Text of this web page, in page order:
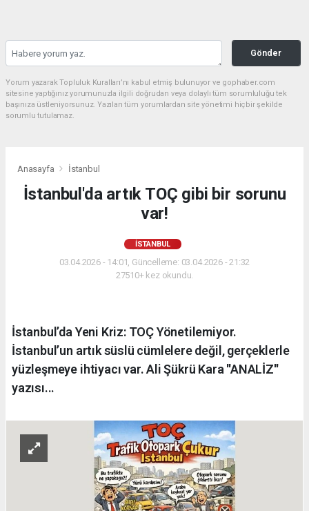
Gönder
Yorum yazarak Topluluk Kuralları’nı kabul etmiş bulunuyor ve gophaber.com
sitesine yaptığınız yorumunuzla ilgili doğrudan veya dolaylı tüm sorumluluğu tek
başınıza üstleniyorsunuz. Yazılan tüm yorumlardan site yönetimi hiçbir şekilde
sorumlu tutulamaz.
Anasayfa İstanbul
İstanbul'da artık TOÇ gibi bir sorunu
var!
İSTANBUL
03.04.2026 - 14:01, Güncelleme: 03.04.2026 - 21:32
27510+ kez okundu.
İstanbul’da Yeni Kriz: TOÇ Yönetilemiyor.
İstanbul’un artık süslü cümlelere değil, gerçeklerle
yüzleşmeye ihtiyacı var. Ali Şükrü Kara ''ANALİZ''
yazısı...